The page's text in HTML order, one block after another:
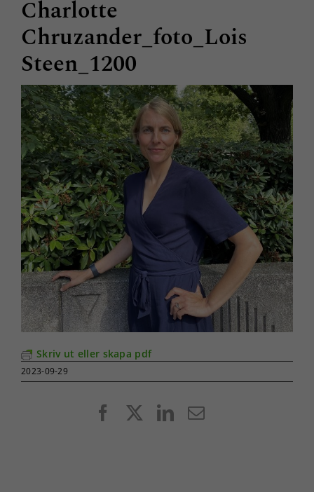
Charlotte
Chruzander_foto_Lois
Steen_1200
Skriv ut eller skapa pdf
2023-09-29
FacebookLinkedIn
E-